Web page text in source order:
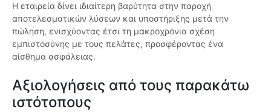
Η εταιρεία δίνει ιδιαίτερη βαρύτητα στην παροχή
αποτελεσματικών λύσεων και υποστήριξης μετά την
πώληση, ενισχύοντας έτσι τη μακροχρόνια σχέση
εμπιστοσύνης με τους πελάτες, προσφέροντας ένα
αίσθημα ασφάλειας.
Αξιολογήσεις από τους παρακάτω
ιστότοπους